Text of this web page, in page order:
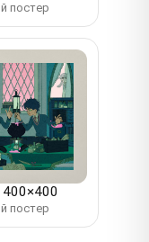
постер
постер